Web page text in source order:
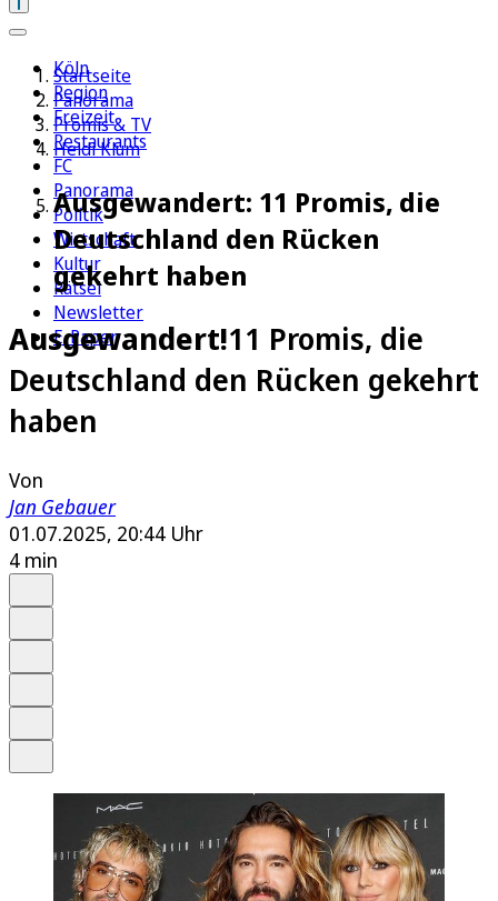
Köln
Region
Freizeit
Restaurants
FC
Panorama
Politik
Wirtschaft
Kultur
Rätsel
Newsletter
E-Paper
Startseite
Panorama
Promis & TV
Heidi Klum
Ausgewandert: 11 Promis, die
Deutschland den Rücken
gekehrt haben
Ausgewandert!11 Promis, die
Deutschland den Rücken gekehrt
haben
Von
Jan Gebauer
01.07.2025, 20:44 Uhr
4 min